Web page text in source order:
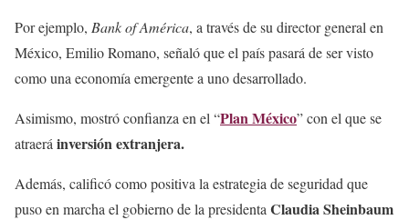
Por ejemplo, Bank of América, a través de su director general en
México, Emilio Romano, señaló que el país pasará de ser visto
como una economía emergente a uno desarrollado.
Asimismo, mostró confianza en el “Plan México” con el que se
atraerá inversión extranjera.
Además, calificó como positiva la estrategia de seguridad que
puso en marcha el gobierno de la presidenta Claudia Sheinbaum